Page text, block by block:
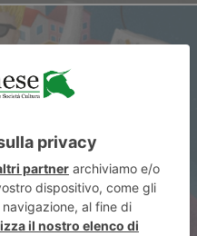
a Chieri,
in tutta la